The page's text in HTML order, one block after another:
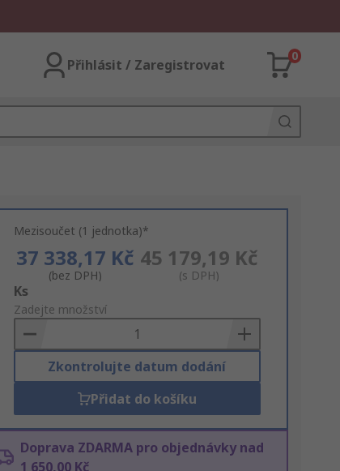
Přihlásit / Zaregistrovat
0
Mezisoučet (1 jednotka)*
37 338,17 Kč
(bez DPH)
45 179,19 Kč
(s DPH)
Add
to
Basket
Ks
Zadejte množství
Zkontrolujte datum dodání
Přidat do košíku
Doprava ZDARMA pro objednávky nad
1 650,00 Kč